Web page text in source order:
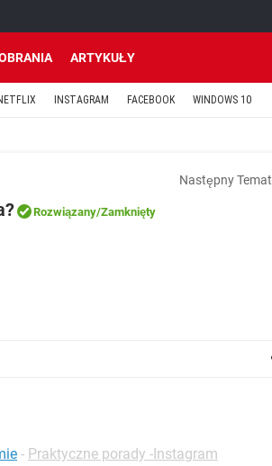
ARTYKUŁY
INSTAGRAM FACEBOOK WINDOWS 10
Następny Temat
Rozwiązany/Zamknięty
- Praktyczne porady -Instagram